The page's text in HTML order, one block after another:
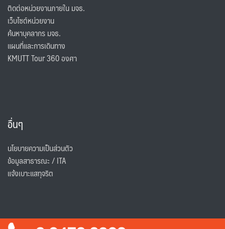
ติดต่อหน่วยงานภายใน มจธ.
เว็บไซต์หน่วยงาน
ค้นหาบุคลากร มจธ.
แผนที่และการเดินทาง
KMUTT Tour 360 องศา
อื่นๆ
นโยบายความเป็นส่วนตัว
ข้อมูลสาธารณะ / ITA
แจ้งเบาะแสทุจริต